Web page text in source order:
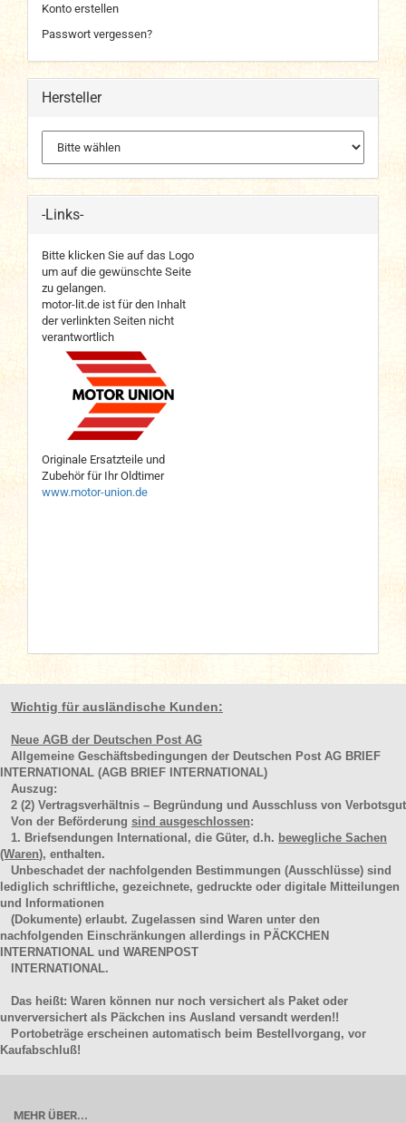
Konto erstellen
Passwort vergessen?
Hersteller
-Links-
Bitte klicken Sie auf das Logo
um auf die gewünschte Seite
zu gelangen.
motor-lit.de ist für den Inhalt
der verlinkten Seiten nicht
verantwortlich
Originale Ersatzteile und
Zubehör für Ihr Oldtimer
www.motor-union.de
Wichtig für ausländische Kunden:
Neue AGB der Deutschen Post AG
Allgemeine Geschäftsbedingungen der Deutschen Post AG BRIEF
INTERNATIONAL (AGB BRIEF INTERNATIONAL)
Auszug:
2 (2) Vertragsverhältnis – Begründung und Ausschluss von Verbotsgut
Von der Beförderung sind ausgeschlossen:
1. Briefsendungen International, die Güter, d.h. bewegliche Sachen
(Waren), enthalten.
Unbeschadet der nachfolgenden Bestimmungen (Ausschlüsse) sind
lediglich schriftliche, gezeichnete, gedruckte oder digitale Mitteilungen
und Informationen
(Dokumente) erlaubt. Zugelassen sind Waren unter den
nachfolgenden Einschränkungen allerdings in PÄCKCHEN
INTERNATIONAL und WARENPOST
INTERNATIONAL.
Das heißt: Waren können nur noch versichert als Paket oder
unverversichert als Päckchen ins Ausland versandt werden!!
Portobeträge erscheinen automatisch beim Bestellvorgang, vor
Kaufabschluß!
MEHR ÜBER...